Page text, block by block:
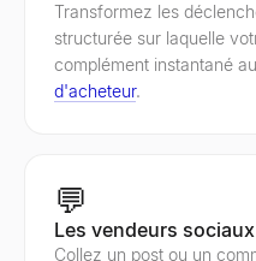
Transformez les
structurée sur laquelle
complément instantané
d'acheteur.
💬
Les vendeurs
Collez un post ou un